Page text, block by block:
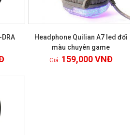
Xem chi tiết
Headphone Quilian A7 led đổi
màu chuyên game
159,000VNĐ